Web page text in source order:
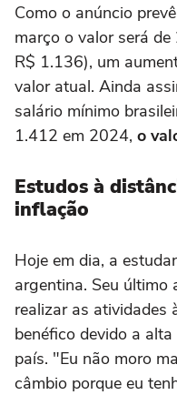
Como o anúncio
março o valor será
R$ 1.136), um
valor atual. Ainda
salário mínimo
1.412 em 2024, o
Estudos à
inflação
Hoje em dia, a
argentina. Seu último
realizar as atividades
benéfico devido a
país. "Eu não moro
câmbio porque eu